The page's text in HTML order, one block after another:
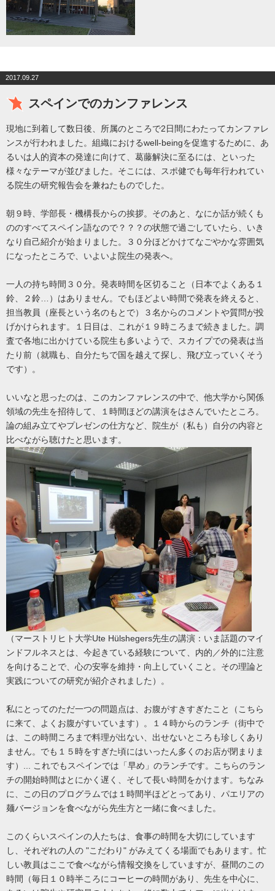
2017.09.27
スペインでのカンファレンス
現地に到着して数日後、所属のところで2日間にわたってカンファレ
ンスが行われました。組織におけるwell-beingを促進するために、あ
るいは人的資本の発達に向けて、葛藤解決に至るには、といった
様々なテーマが並びました。そこには、スポ健でも毎年行われてい
る院生の研究報告会を兼ねたものでした。
朝９時、学部長・機構長からの挨拶。そのあと、なにか話が続くも
ののすべてスペイン語なので？？？の状態で過ごしていたら、いき
なり自己紹介が始まりました。３０分ほどかけてなごやかな雰囲気
になったところで、いよいよ院生の発表へ。
一人の持ち時間３０分。発表時間を区切ること（日本でよくある１
鈴、２鈴…）はありません。でもほどよい時間で発表を終えると、
担当教員（座長という名のもとで）３名からのコメントや質問が投
げかけられます。１日目は、これが１９時ころまで続きました。調
査で各地に出かけている院生も多いようで、スカイプでの発表は当
たり前（就職も、自分たちで国を越えて探し、飛び立っていくそう
です）。
いいなと思ったのは、このカンファレンスの中で、他大学から関係
領域の先生を招待して、１時間ほどの講演をはさんでいたところ。
論の組み立てやプレゼンの仕方など、院生が（私も）自分の内容と
比べながら聴けたと思います。
（マーストリヒト大学Ute Hülshegers先生の講演：いま話題のマイ
ンドフルネスとは、今起きている経験について、内的／外的に注意
を向けることで、心の安寧を維持・向上していくこと。その理論と
実践についての研究が紹介されました）。
私にとってのただ一つの問題点は、お腹がすきすぎたこと（こちら
に来て、よくお腹がすいています）。１４時からのランチ（街中で
は、この時間ころまで料理が出ない、出せないところも珍しくあり
ません。でも１５時をすぎた頃にはいったん多くのお店が閉まりま
す）... これでもスペインでは「早め」のランチです。こちらのラン
チの開始時間はとにかく遅く、そして長い時間をかけます。ちなみ
に、この日のプログラムでは１時間半ほどとってあり、パエリアの
麺バージョンを食べながら先生方と一緒に食べました。
このくらいスペインの人たちは、食事の時間を大切にしています
し、それぞれの人の "こだわり" がみえてくる場面でもあります。忙
しい教員はここで食べながら情報交換をしていますが、昼間のこの
時間（毎日１０時半ころにコーヒーの時間があり、先生を中心に、